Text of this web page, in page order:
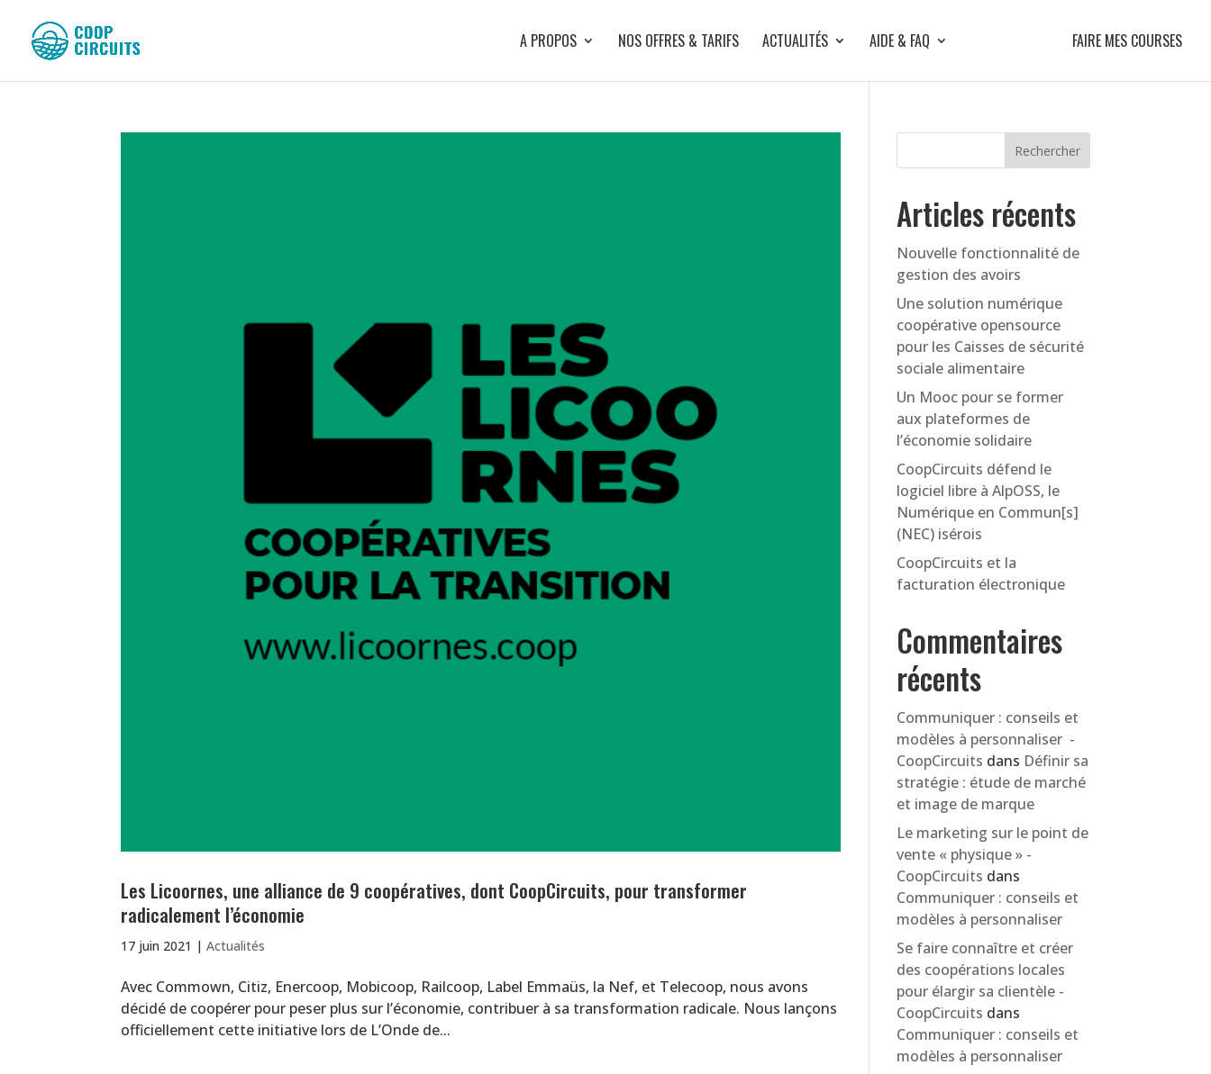
A PROPOS NOS OFFRES & TARIFS ACTUALITÉS AIDE & FAQ FAIRE MES COURSES
Les Licoornes, une alliance de 9 coopératives, dont CoopCircuits, pour transformer
radicalement l’économie
17 juin 2021 |Actualités
Avec Commown, Citiz, Enercoop, Mobicoop, Railcoop, Label Emmaüs, la Nef, et Telecoop, nous avons
décidé de coopérer pour peser plus sur l’économie, contribuer à sa transformation radicale. Nous lançons
officiellement cette initiative lors de L’Onde de...
Articles récents
Nouvelle fonctionnalité de
gestion des avoirs
Une solution numérique
coopérative opensource
pour les Caisses de sécurité
sociale alimentaire
Un Mooc pour se former
aux plateformes de
l’économie solidaire
CoopCircuits défend le
logiciel libre à AlpOSS, le
Numérique en Commun[s]
(NEC) isérois
CoopCircuits et la
facturation électronique
Commentaires
récents
Communiquer : conseils et
modèles à personnaliser -
CoopCircuits dans Définir sa
stratégie : étude de marché
et image de marque
Le marketing sur le point de
vente « physique » -
CoopCircuits dans
Communiquer : conseils et
modèles à personnaliser
Se faire connaître et créer
des coopérations locales
pour élargir sa clientèle -
CoopCircuits dans
Communiquer : conseils et
modèles à personnaliser